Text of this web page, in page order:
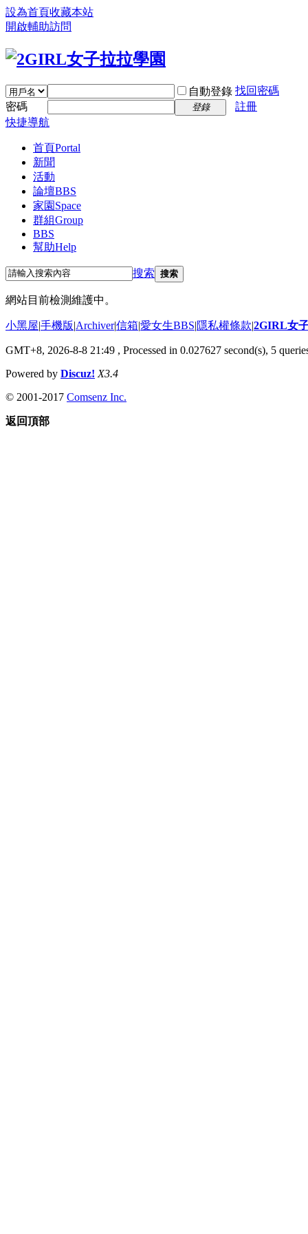
設為首頁收藏本站
開啟輔助訪問
自動登錄 找回密碼
密碼
登錄
註冊
快捷導航
首頁Portal
新聞
活動
論壇BBS
家園 Space
群組Group
BBS
幫助Help
搜索 搜索
網站目前檢測維護中。
小黑屋|手機版|Archiver|信箱|愛女生BBS|隱私權條款|2GIRL女
GMT+8, 2026-8-8 21:49 , Processed in 0.027627 second(s), 5
Powered by Discuz! X3.4
© 2001-2017 Comsenz Inc.
返回頂部